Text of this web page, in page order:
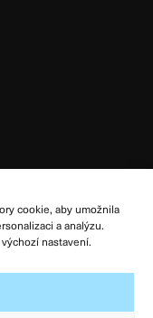
cookie, aby umožnila
a analýzu.
nastavení.